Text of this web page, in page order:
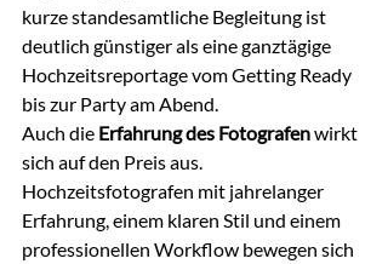
kurze standesamtliche Begleitung ist
deutlich günstiger als eine ganztägige
Hochzeitsreportage vom Getting Ready
bis zur Party am Abend.
Auch die Erfahrung des Fotografen wirkt
sich auf den Preis aus.
Hochzeitsfotografen mit jahrelanger
Erfahrung, einem klaren Stil und einem
professionellen Workflow bewegen sich